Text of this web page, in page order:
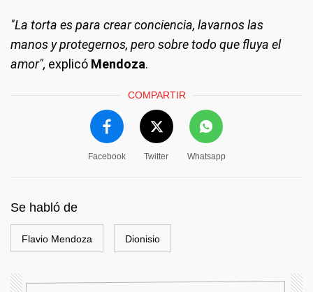
"La torta es para crear conciencia, lavarnos las
manos y protegernos, pero sobre todo que fluya el
amor", explicó Mendoza.
COMPARTIR
Facebook Twitter Whatsapp
Se habló de
Flavio Mendoza Dionisio